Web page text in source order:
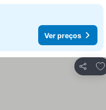
Ver preços